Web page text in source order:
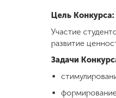
Цель Конкурса:
Участие
развитие
Задачи